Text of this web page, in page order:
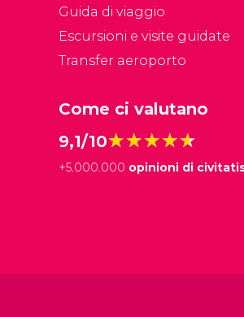
Guida di viaggio
Escursioni e visite guidate
Transfer aeroporto
Come ci valutano
9,1/10★★★★★
★★★★★
+5.000.000 opinioni di